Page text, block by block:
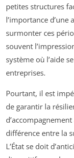
petites structures
l’importance
surmonter ces
souvent
système où l’aide
entreprises.
Pourtant, il est
de garantir la
différence entre la
L’État se doit